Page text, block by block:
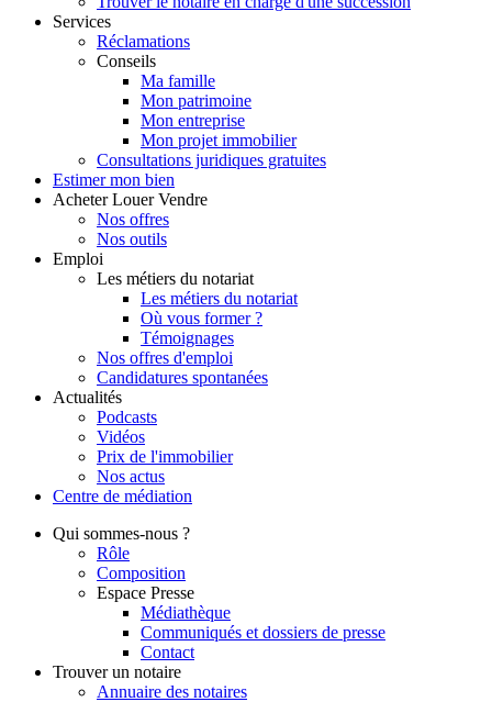
Services
Réclamations
Conseils
Ma famille
Mon patrimoine
Mon entreprise
Mon projet immobilier
Consultations juridiques gratuites
Estimer mon bien
Acheter Louer Vendre
Nos offres
Nos outils
Emploi
Les métiers du notariat
Les métiers du notariat
Où vous former ?
Témoignages
Nos offres d'emploi
Candidatures spontanées
Actualités
Podcasts
Vidéos
Prix de l'immobilier
Nos actus
Centre de médiation
Qui sommes-nous ?
Rôle
Composition
Espace Presse
Médiathèque
Communiqués et dossiers de presse
Contact
Trouver un notaire
Annuaire des notaires